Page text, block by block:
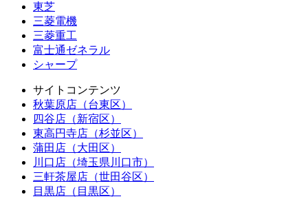
東芝
三菱電機
三菱重工
富士通ゼネラル
シャープ
サイトコンテンツ
秋葉原店（台東区）
四谷店（新宿区）
東高円寺店（杉並区）
蒲田店（大田区）
川口店（埼玉県川口市）
三軒茶屋店（世田谷区）
目黒店（目黒区）